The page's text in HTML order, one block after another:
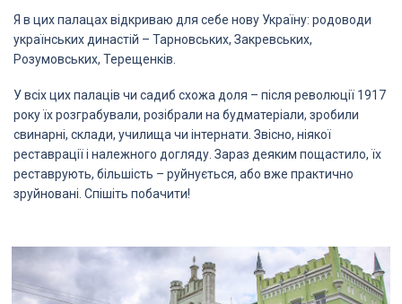
Я в цих палацах відкриваю для себе нову Україну: родоводи
українських династій – Тарновських, Закревських,
Розумовських, Терещенків.
У всіх цих палаців чи садиб схожа доля – після революції 1917
року їх розграбували, розібрали на будматеріали, зробили
свинарні, склади, училища чи інтернати. Звісно, ніякої
реставрації і належного догляду. Зараз деяким пощастило, їх
реставрують, більшість – руйнується, або вже практично
зруйновані. Спішіть побачити!